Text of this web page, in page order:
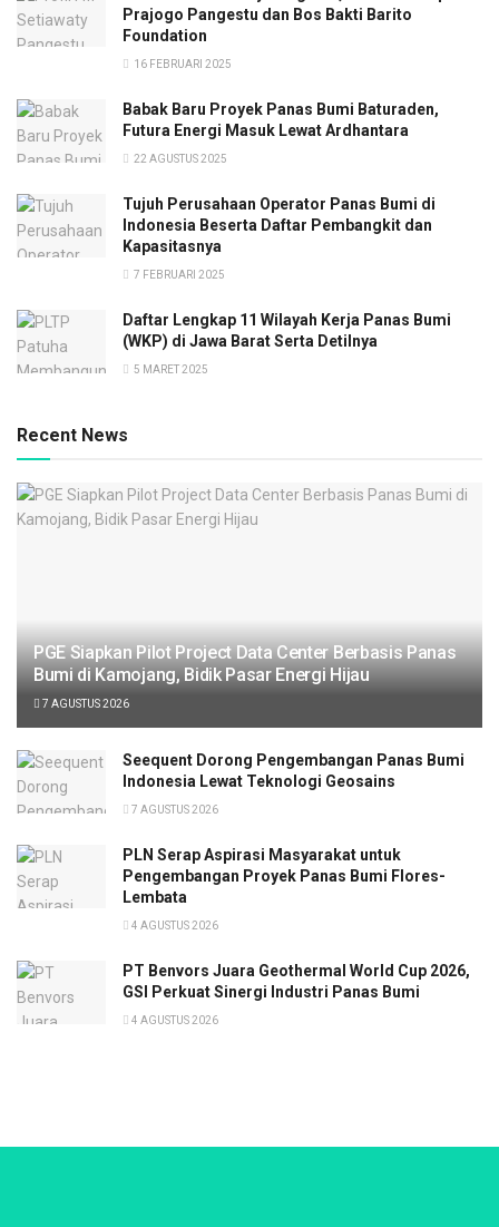
Prajogo Pangestu dan Bos Bakti Barito
Foundation
16 FEBRUARI 2025
Babak Baru Proyek Panas Bumi Baturaden,
Futura Energi Masuk Lewat Ardhantara
22 AGUSTUS 2025
Tujuh Perusahaan Operator Panas Bumi di
Indonesia Beserta Daftar Pembangkit dan
Kapasitasnya
7 FEBRUARI 2025
Daftar Lengkap 11 Wilayah Kerja Panas Bumi
(WKP) di Jawa Barat Serta Detilnya
5 MARET 2025
Recent News
PGE Siapkan Pilot Project Data Center Berbasis Panas
Bumi di Kamojang, Bidik Pasar Energi Hijau
7 AGUSTUS 2026
Seequent Dorong Pengembangan Panas Bumi
Indonesia Lewat Teknologi Geosains
7 AGUSTUS 2026
PLN Serap Aspirasi Masyarakat untuk
Pengembangan Proyek Panas Bumi Flores-
Lembata
4 AGUSTUS 2026
PT Benvors Juara Geothermal World Cup 2026,
GSI Perkuat Sinergi Industri Panas Bumi
4 AGUSTUS 2026